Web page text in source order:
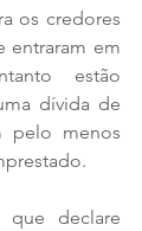
os credores
entraram em
estão
dívida de
pelo menos
declare